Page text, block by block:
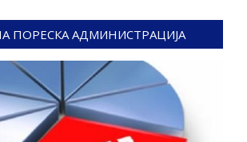
ПОРЕСКА АДМИНИСТРАЦИЈА